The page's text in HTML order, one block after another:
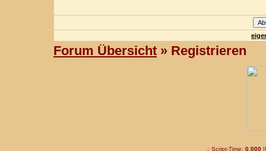
Forum Übersicht » Registrieren
.: Script-Time: 0,000||